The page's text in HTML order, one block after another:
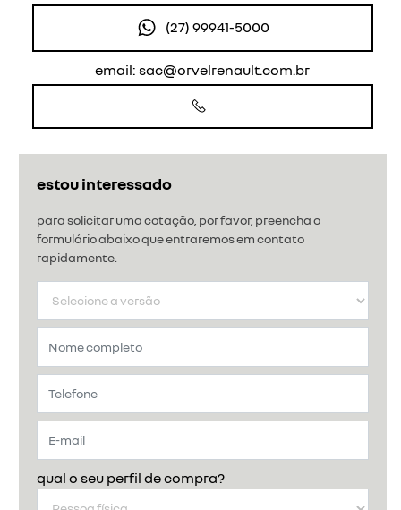
estou interessado
para solicitar uma cotação, por favor, preencha o
formulário abaixo que entraremos em contato
rapidamente.
qual o seu perfil de compra?
(27) 99941-5000
email: sac@orvelrenault.com.br